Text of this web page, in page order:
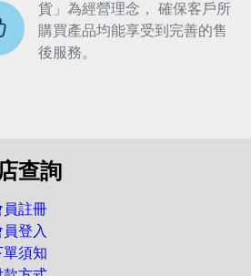
貨」為經營理念， 確保客戶所
購買產品均能享受到完善的售
後服務。
查詢
員註冊
員登入
單須知